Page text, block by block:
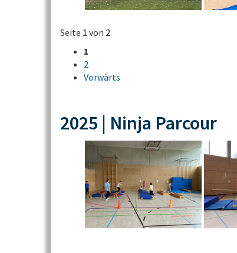
Seite 1 von 2
1
2
Vorwärts
2025 | Ninja Parcour